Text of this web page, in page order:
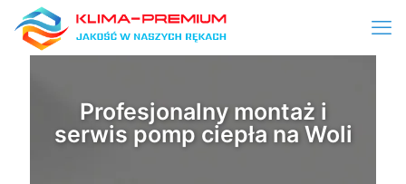
Profesjonalny montaż i
serwis pomp ciepła na Woli